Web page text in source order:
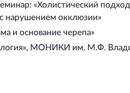
«Холистический
нарушением окклюзии»
и основание черепа»
МОНИКИ им. М.Ф.